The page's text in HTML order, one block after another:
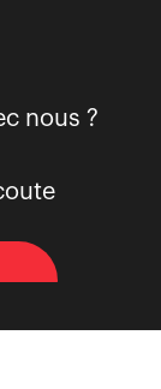
nous ?